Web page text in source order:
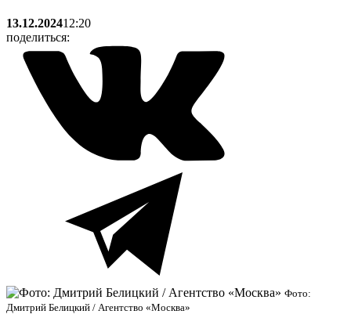
13.12.202412:20
поделиться:
Фото:
Дмитрий Белицкий / Агентство «Москва»